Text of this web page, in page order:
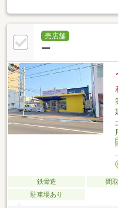
売店舗
ー
鉄骨造 間
駐車場あり